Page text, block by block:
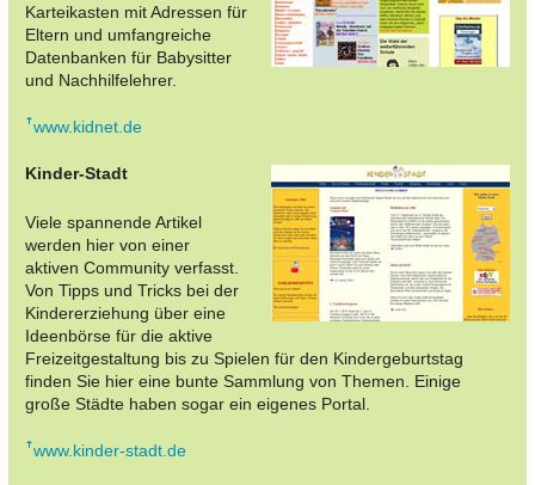
Karteikasten mit Adressen für
Eltern und umfangreiche
Datenbanken für Babysitter
und Nachhilfelehrer.
www.kidnet.de
Kinder-Stadt
Viele spannende Artikel
werden hier von einer
aktiven Community verfasst.
Von Tipps und Tricks bei der
Kindererziehung über eine
Ideenbörse für die aktive
Freizeitgestaltung bis zu Spielen für den Kindergeburtstag
finden Sie hier eine bunte Sammlung von Themen. Einige
große Städte haben sogar ein eigenes Portal.
www.kinder-stadt.de